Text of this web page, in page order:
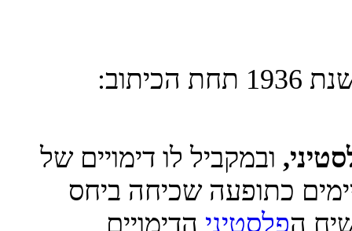
" משנת 1936 תחת הכיתוב:
ובמקביל לו דימויים של
כתופעה שכיחה ביחס
הפלסטיניהדימויים